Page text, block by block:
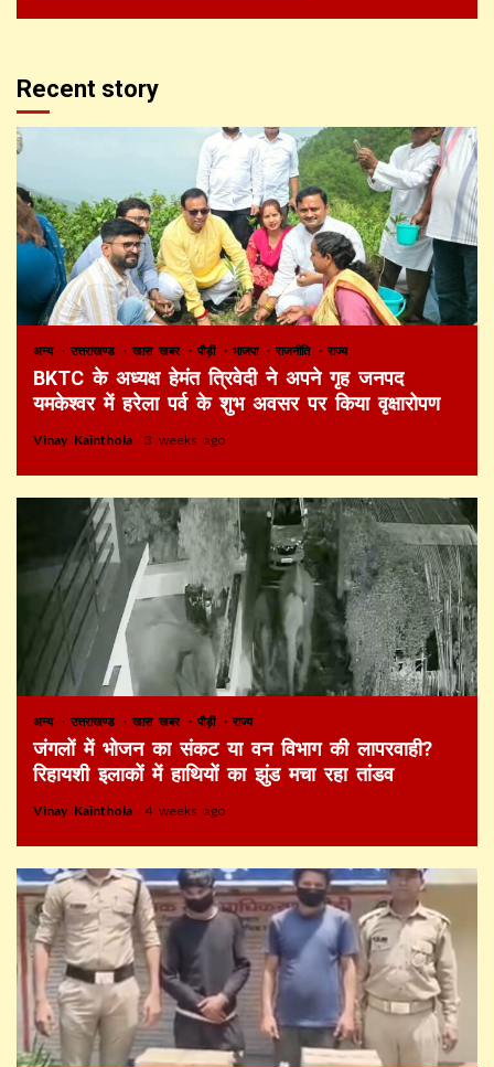
Recent story
अन्य उत्तराखण्ड खास खबर पौड़ी भाजपा राजनीति राज्य
BKTC के अध्यक्ष हेमंत त्रिवेदी ने अपने गृह जनपद
यमकेश्वर में हरेला पर्व के शुभ अवसर पर किया वृक्षारोपण
Vinay Kainthola 3 weeks ago
अन्य उत्तराखण्ड खास खबर पौड़ी राज्य
जंगलों में भोजन का संकट या वन विभाग की लापरवाही?
रिहायशी इलाकों में हाथियों का झुंड मचा रहा तांडव
Vinay Kainthola 4 weeks ago